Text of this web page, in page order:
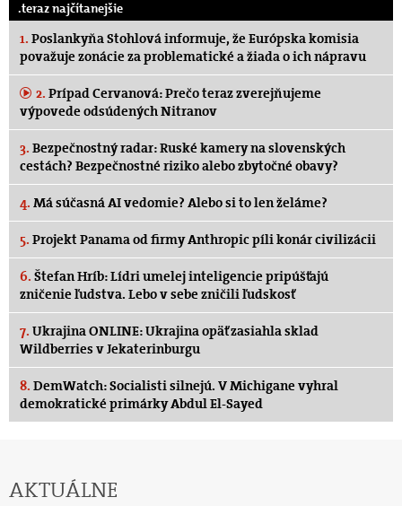
.teraz najčítanejšie
1. Poslankyňa Stohlová informuje, že Európska komisia
považuje zonácie za problematické a žiada o ich nápravu
2. Prípad Cervanová: Prečo teraz zverejňujeme
výpovede odsúdených Nitranov
3. Bezpečnostný radar: Ruské kamery na slovenských
cestách? Bezpečnostné riziko alebo zbytočné obavy?
4. Má súčasná AI vedomie? Alebo si to len želáme?
5. Projekt Panama od firmy Anthropic píli konár civilizácii
6. Štefan Hríb: Lídri umelej inteligencie pripúšťajú
zničenie ľudstva. Lebo v sebe zničili ľudskosť
7. Ukrajina ONLINE: Ukrajina opäť zasiahla sklad
Wildberries v Jekaterinburgu
8. DemWatch: Socialisti silnejú. V Michigane vyhral
demokratické primárky Abdul El-Sayed
AKTUÁLNE